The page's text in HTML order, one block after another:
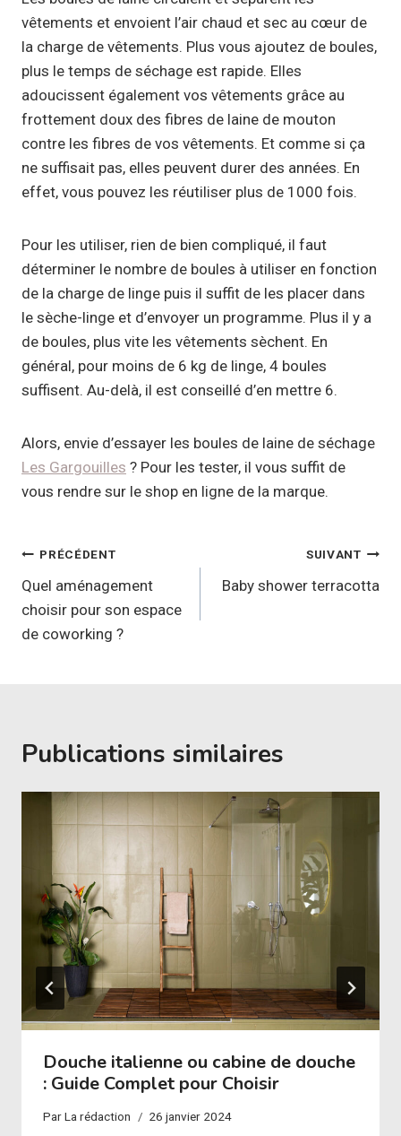
vêtements et envoient l’air chaud et sec au cœur de
la charge de vêtements. Plus vous ajoutez de boules,
plus le temps de séchage est rapide. Elles
adoucissent également vos vêtements grâce au
frottement doux des fibres de laine de mouton
contre les fibres de vos vêtements. Et comme si ça
ne suffisait pas, elles peuvent durer des années. En
effet, vous pouvez les réutiliser plus de 1000 fois.
Pour les utiliser, rien de bien compliqué, il faut
déterminer le nombre de boules à utiliser en fonction
de la charge de linge puis il suffit de les placer dans
le sèche-linge et d’envoyer un programme. Plus il y a
de boules, plus vite les vêtements sèchent. En
général, pour moins de 6 kg de linge, 4 boules
suffisent. Au-delà, il est conseillé d’en mettre 6.
Alors, envie d’essayer les boules de laine de séchage
Les Gargouilles ? Pour les tester, il vous suffit de
vous rendre sur le shop en ligne de la marque.
Navigation
de
l’article
PRÉCÉDENT
Quel aménagement
choisir pour son espace
de coworking ?
SUIVANT
Baby shower terracotta
Publications similaires
Douche italienne ou cabine de douche
: Guide Complet pour Choisir
ParLa rédaction 26 janvier 2024